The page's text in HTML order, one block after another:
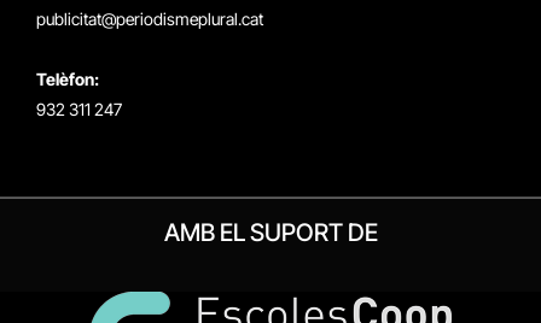
publicitat@periodismeplural.cat
Telèfon:
932 311 247
AMB EL SUPORT DE